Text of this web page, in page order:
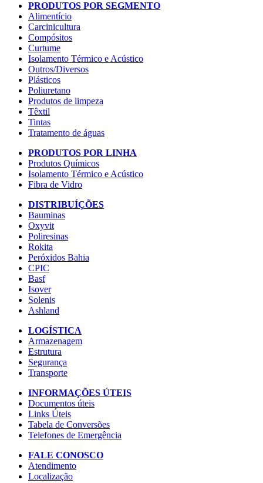
PRODUTOS POR SEGMENTO
Alimentício
Carcinicultura
Compósitos
Curtume
Isolamento Térmico e Acústico
Outros/Diversos
Plásticos
Poliuretano
Produtos de limpeza
Têxtil
Tintas
Tratamento de águas
PRODUTOS POR LINHA
Produtos Químicos
Isolamento Térmico e Acústico
Fibra de Vidro
DISTRIBUÍÇÕES
Bauminas
Oxyvit
Poliresinas
Rokita
Peróxidos Bahia
CPIC
Basf
Isover
Solenis
Ashland
LOGÍSTICA
Armazenagem
Estrutura
Segurança
Transporte
INFORMAÇÕES ÚTEIS
Documentos úteis
Links Úteis
Tabela de Conversões
Telefones de Emergência
FALE CONOSCO
Atendimento
Localização